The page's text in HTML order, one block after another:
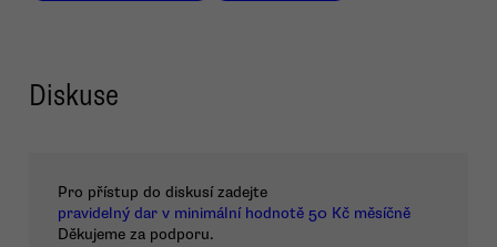
Diskuse
Pro přístup do diskusí zadejte
pravidelný dar v minimální hodnotě 50 Kč měsíčně
Děkujeme za podporu.